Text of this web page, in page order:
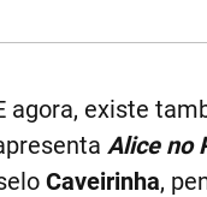
agora, existe
Alice no
Caveirinha,